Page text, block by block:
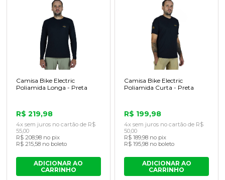
Camisa Bike Electric
Poliamida Longa - Preta
R$ 219,98
4x sem juros no cartão de R$
55,00
R$ 208,98 no pix
R$ 215,58 no boleto
ADICIONAR AO
CARRINHO
Camisa Bike Electric
Poliamida Curta - Preta
R$ 199,98
4x sem juros no cartão de R$
50,00
R$ 189,98 no pix
R$ 195,98 no boleto
ADICIONAR AO
CARRINHO